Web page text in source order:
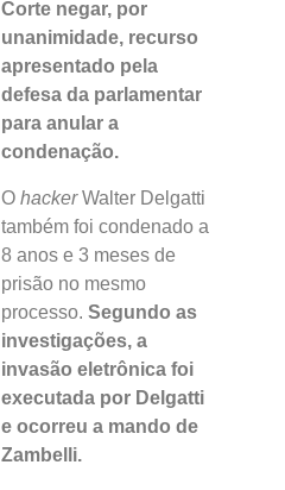
Corte negar, por
unanimidade, recurso
apresentado pela
defesa da parlamentar
para anular a
condenação.
OhackerWalter Delgatti
também foi condenado a
8 anos e 3 meses de
prisão no mesmo
processo.Segundo as
investigações, a
invasão eletrônica foi
executada por Delgatti
e ocorreu a mando de
Zambelli.